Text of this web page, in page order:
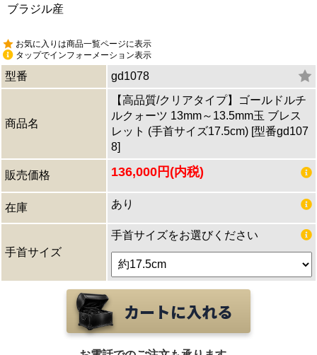
ブラジル産
お気に入りは商品一覧ページに表示
タップでインフォーメーション表示
型番 gd1078
商品名
【高品質/クリアタイプ】ゴールドルチ
ルクォーツ 13mm～13.5mm玉 ブレス
レット (手首サイズ17.5cm) [型番gd107
8]
販売価格 136,000円(内税)
在庫 あり
手首サイズ
手首サイズをお選びください